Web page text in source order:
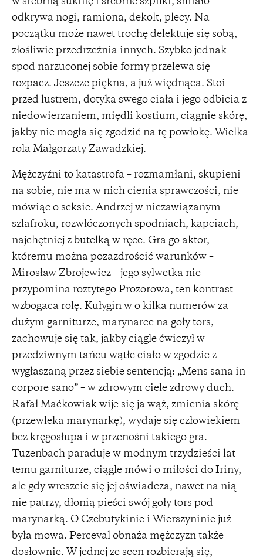
odkrywa nogi, ramiona, dekolt, plecy. Na
początku może nawet trochę delektuje się sobą,
złośliwie przedrzeźnia innych. Szybko jednak
spod narzuconej sobie formy przelewa się
rozpacz. Jeszcze piękna, a już więdnąca. Stoi
przed lustrem, dotyka swego ciała i jego odbicia z
niedowierzaniem, międli kostium, ciągnie skórę,
jakby nie mogła się zgodzić na tę powłokę. Wielka
rola Małgorzaty Zawadzkiej.
Mężczyźni to katastrofa – rozmamłani, skupieni
na sobie, nie ma w nich cienia sprawczości, nie
mówiąc o seksie. Andrzej w niezawiązanym
szlafroku, rozwłóczonych spodniach, kapciach,
najchętniej z butelką w ręce. Gra go aktor,
któremu można pozazdrościć warunków –
Mirosław Zbrojewicz – jego sylwetka nie
przypomina roztytego Prozorowa, ten kontrast
wzbogaca rolę. Kułygin w o kilka numerów za
dużym garniturze, marynarce na goły tors,
zachowuje się tak, jakby ciągle ćwiczył w
przedziwnym tańcu wątłe ciało w zgodzie z
wygłaszaną przez siebie sentencją: „Mens sana in
corpore sano” – w zdrowym ciele zdrowy duch.
Rafał Maćkowiak wije się ja wąż, zmienia skórę
(przewleka marynarkę), wydaje się człowiekiem
bez kręgosłupa i w przenośni takiego gra.
Tuzenbach paraduje w modnym trzydzieści lat
temu garniturze, ciągle mówi o miłości do Iriny,
ale gdy wreszcie się jej oświadcza, nawet na nią
nie patrzy, dłonią pieści swój goły tors pod
marynarką. O Czebutykinie i Wierszyninie już
była mowa. Perceval obnaża mężczyzn także
dosłownie. W jednej ze scen rozbierają się,